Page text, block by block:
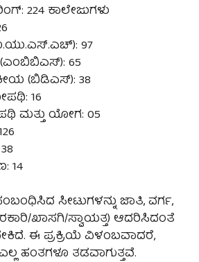
224 ಕಾಲೇಜುಗಳು
97
65
(ಬಿಡಿಎಸ್): 38
16
ಮತ್ತು ಯೋಗ: 05
14
ಸೀಟುಗಳನ್ನು ಜಾತಿ, ವರ್ಗ,
ಖಾಸಗಿ/ಸ್ವಾಯತ್ತ) ಆದರಿಸಿದಂತೆ
ಈ ಪ್ರಕ್ರಿಯೆ ವಿಳಂಬವಾದರೆ,
ಹಂತಗಳೂ ತಡವಾಗುತ್ತವೆ.